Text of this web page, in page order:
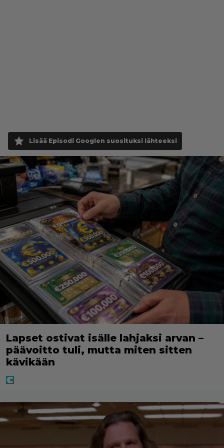
Lisää Episodi Googlen suosituksi lähteeksi
Lapset ostivat isälle lahjaksi arvan –
päävoitto tuli, mutta miten sitten
kävikään